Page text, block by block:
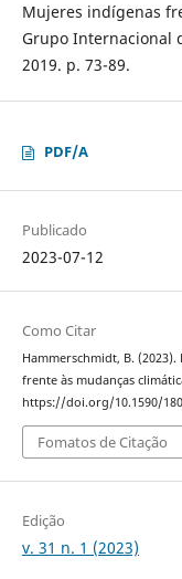
Mujeres indígenas
Grupo Internacional
2019. p. 73-89.
PDF/A
Publicado
2023-07-12
Como Citar
Hammerschmidt, B.
frente às mudanças
https://doi.org/10.1590/
Fomatos de Citação
Edição
v. 31 n. 1 (2023)